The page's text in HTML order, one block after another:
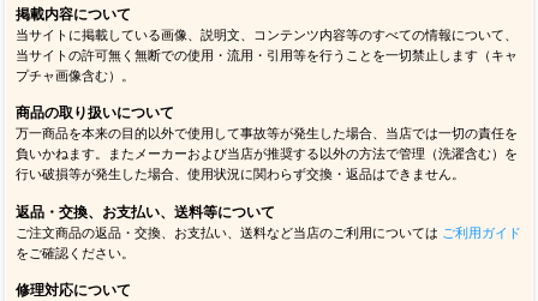
掲載内容について
当サイトに掲載している画像、説明文、コンテンツ内容等のすべての情報について、
当サイトの許可無く無断での使用・流用・引用等を行うことを一切禁止します（キャ
プチャ画像含む）。
商品の取り扱いについて
万一商品を本来の目的以外で使用して事故等が発生した場合、当店では一切の責任を
負いかねます。またメーカーおよび当店が推奨する以外の方法で管理（洗濯含む）を
行い破損等が発生した場合、使用状況に関わらず交換・返品はできません。
返品・交換、お支払い、送料等について
ご注文商品の返品・交換、お支払い、送料など当店のご利用については ご利用ガイド
をご確認ください。
修理対応について